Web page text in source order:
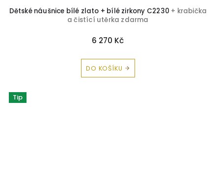
Dětské náušnice bílé zlato + bílé zirkony C2230 + krabička
a čistící utěrka zdarma
6 270 Kč
DO KOŠÍKU
Tip